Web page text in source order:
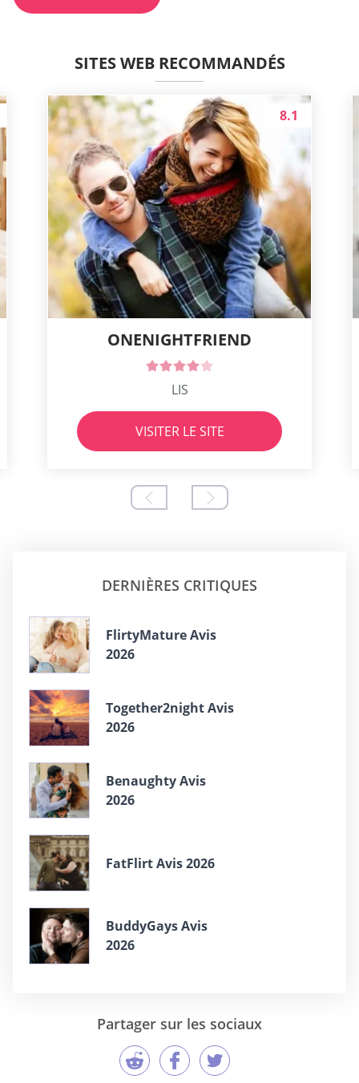
SITES WEB RECOMMANDÉS
ONENIGHTFRIEND
8.1
LIS
VISITER LE SITE
DERNIÈRES CRITIQUES
FlirtyMature Avis
2026
Together2night Avis
2026
Benaughty Avis
2026
FatFlirt Avis 2026
BuddyGays Avis
2026
Partager sur les sociaux